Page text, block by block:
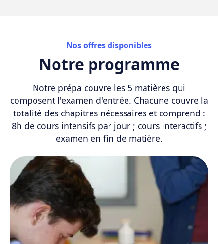
Nos offres disponibles
Notre programme
Notre prépa couvre les 5 matières qui
composent l'examen d'entrée. Chacune couvre la
totalité des chapitres nécessaires et comprend :
8h de cours intensifs par jour ; cours interactifs ;
examen en fin de matière.